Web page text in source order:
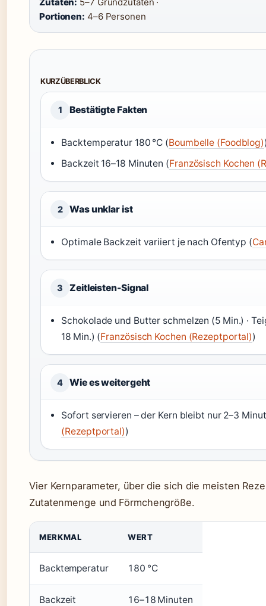
Portionen: 4–6 Personen
KURZÜBERBLICK
1 Bestätigte Fakten
Backtemperatur 180 °C (Boumbelle (Foodblog)
Backzeit 16–18 Minuten (Französisch Kochen
2 Was unklar ist
Optimale Backzeit variiert je nach Ofentyp (
3 Zeitleisten-Signal
Schokolade und Butter schmelzen (5 Min.) ·
18 Min.) (Französisch Kochen (Rezeptportal))
4 Wie es weitergeht
Sofort servieren – der Kern bleibt nur 2–3
(Rezeptportal))
Vier Kernparameter, über die sich die meisten
Zutatenmenge und Förmchengröße.
MERKMAL WERT
Backtemperatur 180 °C
Backzeit 16–18 Minuten